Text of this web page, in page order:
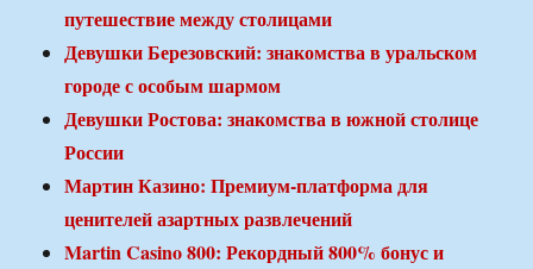
путешествие между столицами
Девушки Березовский: знакомства в уральском
городе с особым шармом
Девушки Ростова: знакомства в южной столице
России
Мартин Казино: Премиум-платформа для
ценителей азартных развлечений
Martin Casino 800: Рекордный 800% бонус и